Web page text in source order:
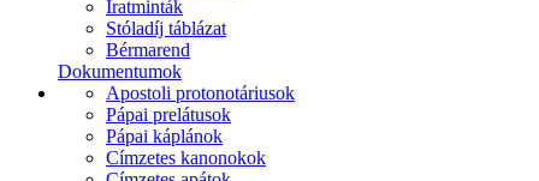
Iratminták
Stóladíj táblázat
Bérmarend
Dokumentumok
Apostoli protonotáriusok
Pápai prelátusok
Pápai káplánok
Címzetes kanonokok